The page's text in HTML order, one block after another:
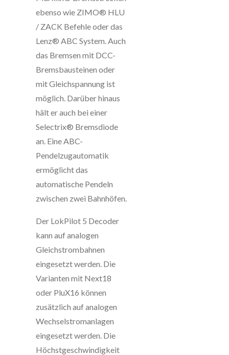
ebenso wie ZIMO® HLU
/ ZACK Befehle oder das
Lenz® ABC System. Auch
das Bremsen mit DCC-
Bremsbausteinen oder
mit Gleichspannung ist
möglich. Darüber hinaus
hält er auch bei einer
Selectrix® Bremsdiode
an. Eine ABC-
Pendelzugautomatik
ermöglicht das
automatische Pendeln
zwischen zwei Bahnhöfen.
Der LokPilot 5 Decoder
kann auf analogen
Gleichstrombahnen
eingesetzt werden. Die
Varianten mit Next18
oder PluX16 können
zusätzlich auf analogen
Wechselstromanlagen
eingesetzt werden. Die
Höchstgeschwindigkeit